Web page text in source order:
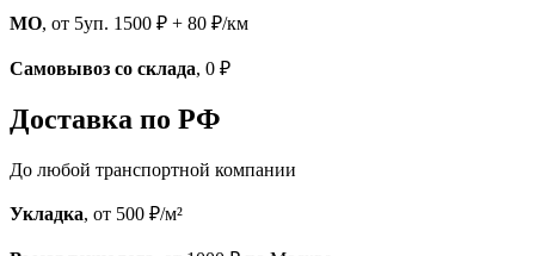
МО, от 5уп. 1500 ₽ + 80 ₽/км
Самовывоз со склада, 0 ₽
Доставка по РФ
До любой транспортной компании
Укладка, от 500 ₽/м²